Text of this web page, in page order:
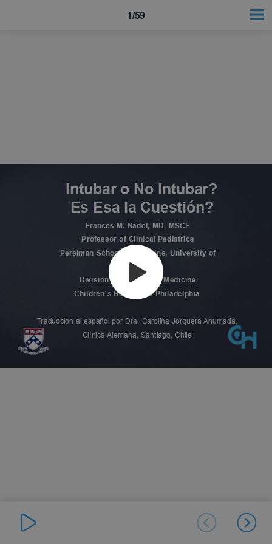
Intubar o No Intubar?
Es Esa la Cuestión?
Frances M. Nadel, MD, MSCE
Professor of Clinical Pediatrics
Perelman School of Medicine, University of
Pennsylvania
Division of Emergency Medicine
Children´s Hospital of Philadelphia
Traducción al español por Dra. Carolina Jorquera Ahumada,
Clínica Alemana, Santiago, Chile
1/59